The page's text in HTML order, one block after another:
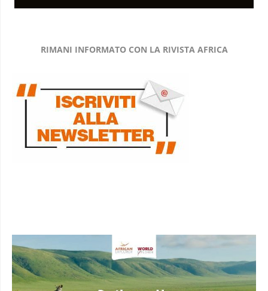
RIMANI INFORMATO CON LA RIVISTA AFRICA